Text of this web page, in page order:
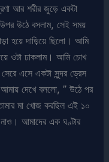
আর শরীর জুড়ে একটা
উপর উঠে বসলাম, সেই সময়
হয়ে দাড়িয়ে ছিলো। আমি
ওটা ঢাকলাম। আমি চোখ
এসে একটা সুন্দর ড্রেস
আমায় দেখে বললো, ” উঠে পর
মা খোজ করছিল এই ১০
আমাদের এক ঘণ্টার